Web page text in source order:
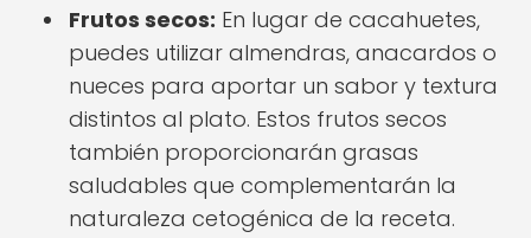
Frutos secos: En lugar de cacahuetes,
puedes utilizar almendras, anacardos o
nueces para aportar un sabor y textura
distintos al plato. Estos frutos secos
también proporcionarán grasas
saludables que complementarán la
naturaleza cetogénica de la receta.